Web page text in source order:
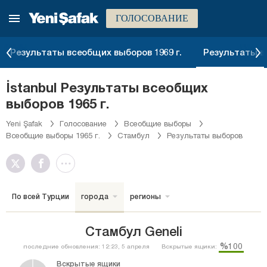
ГОЛОСОВАНИЕ
Результаты всеобщих выборов 1969 г. Результаты
İstanbul Результаты всеобщих
выборов 1965 г.
Yeni Şafak Голосование
Всеобщие выборы
Всеобщие выборы 1965 г.
Стамбул Результаты выборов
По всей Турции города регионы
Стамбул Geneli
последние обновления: 12:23, 5 апреля Вскрытые ящики: %100
Вскрытые ящики